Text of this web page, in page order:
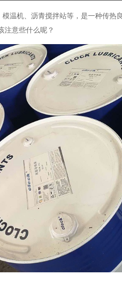
温机、沥青搅拌站等，是一种传热
注意些什么呢？